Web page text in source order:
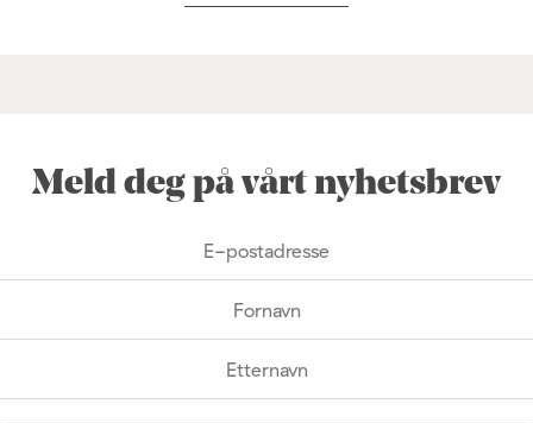
Meld deg på vårt nyhetsbrev